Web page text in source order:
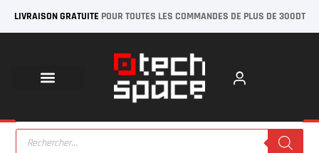
LIVRAISON GRATUITE POUR TOUTES LES COMMANDES DE PLUS DE 300DT